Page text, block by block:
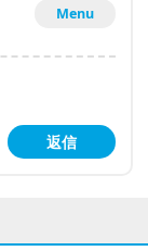
Menu
返信